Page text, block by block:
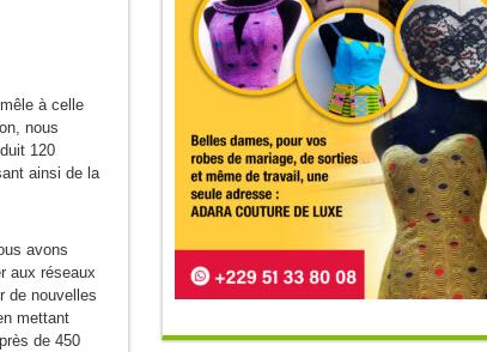
à celle
nous
120
ainsi de la
avons
aux réseaux
de nouvelles
mettant
de 450